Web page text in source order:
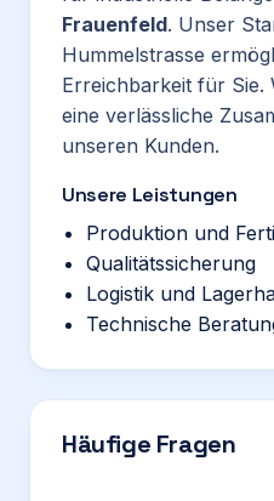
Frauenfeld. Unser
Hummelstrasse
Erreichbarkeit für Sie.
eine verlässliche
unseren Kunden.
Unsere Leistungen
Produktion und
Qualitätssicherung
Logistik und
Technische
Häufige Fragen